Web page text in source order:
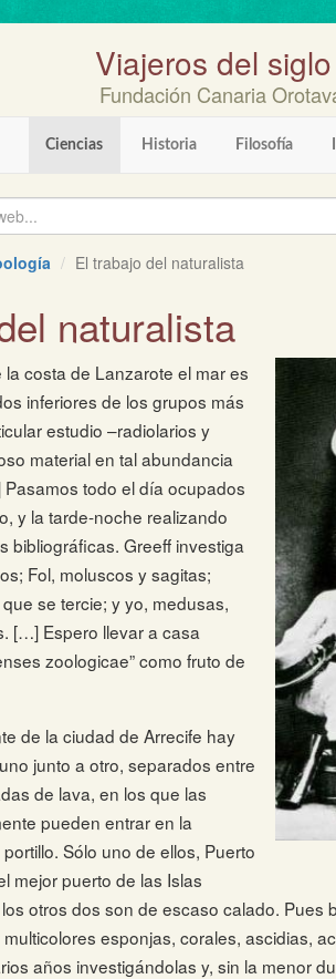
Viajeros del
Fundación Canaria
Ciencias Historia Filosofía
El trabajo del naturalista
naturalista
costa de Lanzarote el mar es
inferiores de los grupos más
estudio –radiolarios y
material en tal abundancia
todo el día ocupados
y la tarde-noche realizando
bibliográficas. Greeff investiga
Fol, moluscos y sagitas;
se tercie; y yo, medusas,
[…] Espero llevar a casa
zoologicae” como fruto de
de la ciudad de Arrecife hay
junto a otro, separados entre
de lava, en los que las
pueden entrar en la
Sólo uno de ellos, Puerto
mejor puerto de las Islas
otros dos son de escaso calado. Pues
esponjas, corales, ascidias,
años investigándolas y, sin la menor